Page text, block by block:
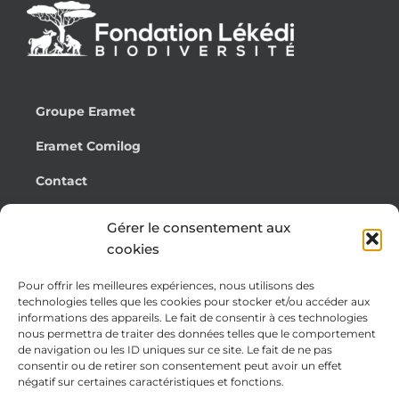
Gérer le consentement aux
cookies
Pour offrir les meilleures expériences, nous utilisons des
technologies telles que les cookies pour stocker et/ou accéder aux
informations des appareils. Le fait de consentir à ces technologies
nous permettra de traiter des données telles que le comportement
de navigation ou les ID uniques sur ce site. Le fait de ne pas
consentir ou de retirer son consentement peut avoir un effet
négatif sur certaines caractéristiques et fonctions.
Groupe Eramet
Eramet Comilog
Contact
Cookie Policy (EU)
Legal notices
Privacy Policy